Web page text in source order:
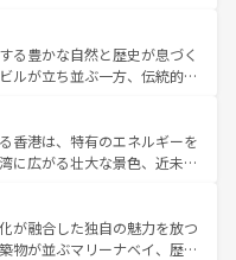
の多彩な魅力を心ゆくまで味
しい。 なお、新着の韓国情報はコンテンツ一
く。ハノイの古い町並みやホ
代の建物も、独特の雰囲気を
エティの豊かさとおいしさで
ベトナムコーヒーなどは、ぜ
域を訪れてもあたたかい人々
、きっと忘れられない旅にな
る豊かな自然と歴史が息づく
ルが立ち並ぶ一方、伝統的な
ではチェンマイなどの山岳地
はプーケットやクラビの美し
しむことができる。タイ料理
、どの季節にも異なる楽しみ
タイの人々、仏教を中心とし
源が、訪れる旅人を魅了し続
香港は、特有のエネルギーを
に広がる壮大な景色、近未来
はず。観光スポットが密集し
回れるのも魅力。息をのむよ
で、香港を存分に楽しみ尽く
が融合した独自の魅力を放つ
物が並ぶマリーナベイ、歴史